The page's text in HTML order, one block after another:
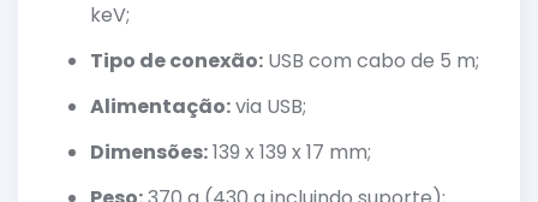
keV;
Tipo de conexão: USB com cabo de 5 m;
Alimentação:via USB;
Dimensões:139 x 139 x 17 mm;